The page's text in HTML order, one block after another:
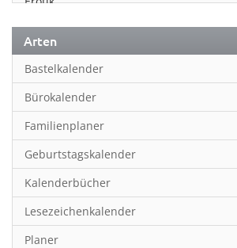
Essen & Trinken
Familienplaner
Fantasy
Film
Fotokunst
Frauen
Fußball
Geburtstagskalender
Arten
Bastelkalender
Bürokalender
Familienplaner
Geburtstagskalender
Kalenderbücher
Lesezeichenkalender
Planer